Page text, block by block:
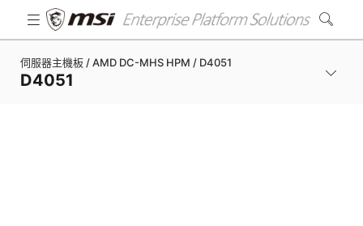
伺服器主機板 / AMD DC-MHS HPM / D4051
D4051